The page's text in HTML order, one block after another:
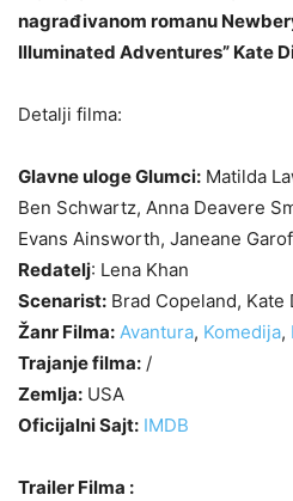
nagrađivanom romanu
Illuminated Adventures” Kate
Detalji filma:
Glavne uloge Glumci: Matilda
Ben Schwartz, Anna Deavere
Evans Ainsworth, Janeane
Redatelj: Lena Khan
Scenarist: Brad Copeland, Kate
Žanr Filma: Avantura, Komedija,
Trajanje filma: /
Zemlja: USA
Oficijalni Sajt: IMDB
Trailer Filma :